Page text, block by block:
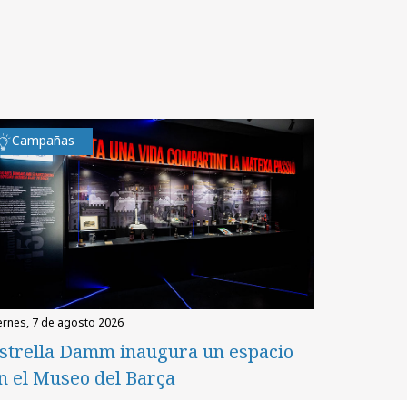
Campañas
7 de agosto 2026
Damm inaugura un espacio
el Museo del Barça